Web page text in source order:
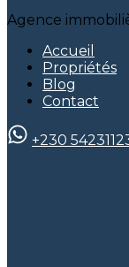
Agence
Accueil
Propriétés
Blog
Contact
+230